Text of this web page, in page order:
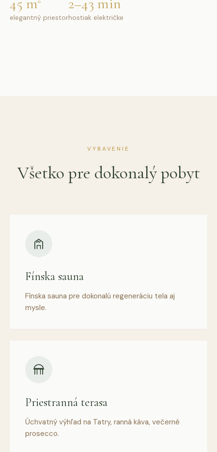
45 m²
elegantný priestor
2–4
hostia
3 min
k električke
VYBAVENIE
Všetko pre dokonalý pobyt
Fínska sauna
Fínska sauna pre dokonalú regeneráciu tela aj
mysle.
Priestranná terasa
Úchvatný výhľad na Tatry, ranná káva, večerné
prosecco.